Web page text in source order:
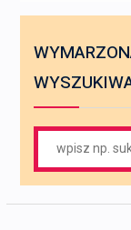
for: